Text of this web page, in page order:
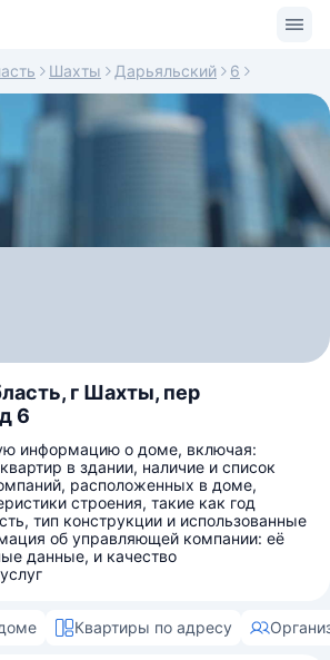
Шахты Дарьяльский 6
г Шахты, пер
6
информацию о доме, включая:
в здании, наличие и список
расположенных в доме,
строения, такие как год
тип конструкции и использованные
об управляющей компании: её
данные, и качество
Квартиры по адресу